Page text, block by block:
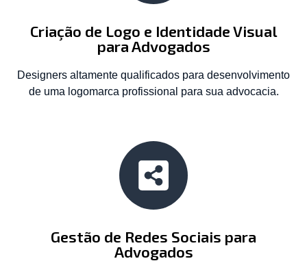
Criação de Logo e Identidade Visual
para Advogados
Designers altamente qualificados para desenvolvimento
de uma logomarca profissional para sua advocacia.
Gestão de Redes Sociais para
Advogados